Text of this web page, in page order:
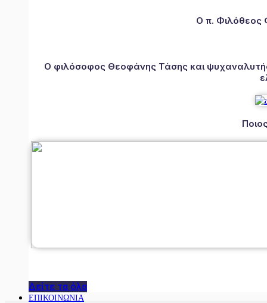
Ο π. Φιλόθεος
Ο φιλόσοφος Θεοφάνης Τάσης και
Δείτε τα όλα
ΕΠΙΚΟΙΝΩΝΙΑ